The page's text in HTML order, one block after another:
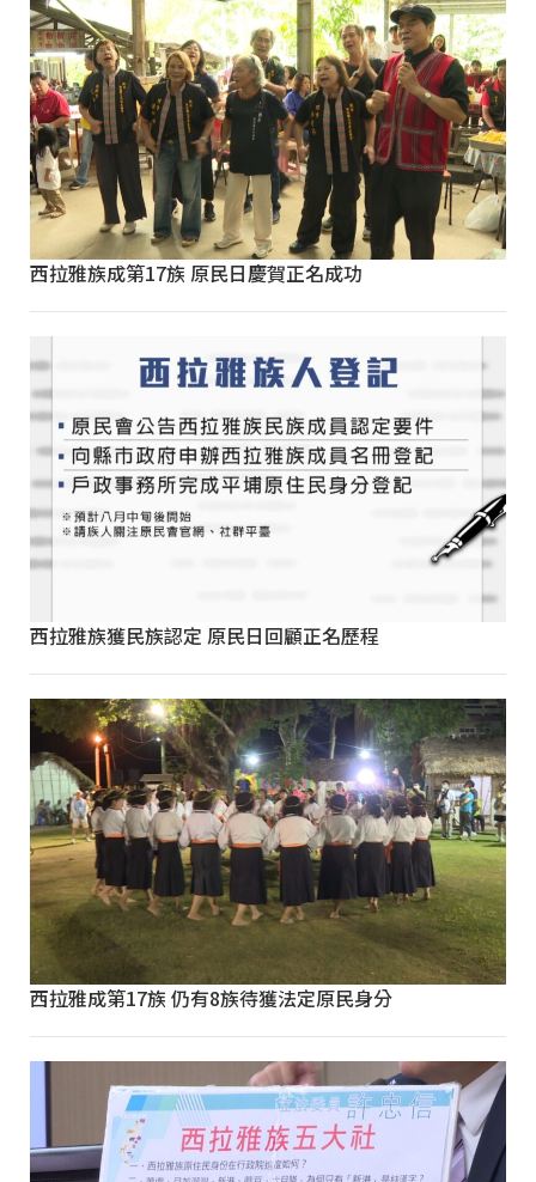
西拉雅族成第17族 原民日慶賀正名成功
西拉雅族獲民族認定 原民日回顧正名歷程
西拉雅成第17族 仍有8族待獲法定原民身分